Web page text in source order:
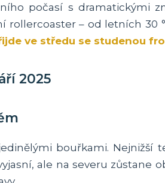
počasí s dramatickými
– od letních 30
ve středu se studenou
2025
bouřkami. Nejnižší
ale na severu zůstane